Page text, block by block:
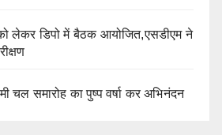
लेकर डिपो में बैठक आयोजित,एसडीएम ने
चल समारोह का पुष्प वर्षा कर अभिनंदन